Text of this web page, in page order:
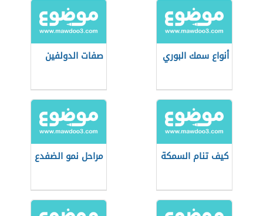
أنواع سمك البوري صفات الدولفين
كيف تنام السمكة مراحل نمو الضفدع